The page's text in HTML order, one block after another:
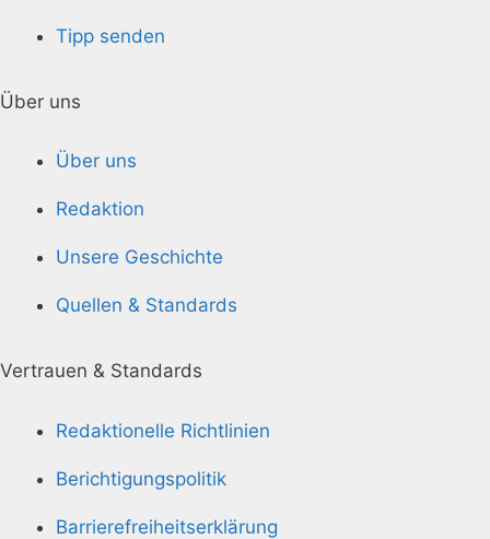
Tipp senden
Über uns
Über uns
Redaktion
Unsere Geschichte
Quellen & Standards
Vertrauen & Standards
Redaktionelle Richtlinien
Berichtigungspolitik
Barrierefreiheitserklärung